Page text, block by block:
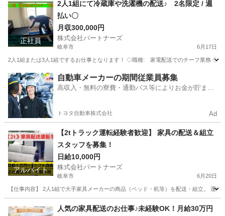
正社員
2人1組にて冷蔵庫や洗濯機の配送♪ 2名限定 / 週
払い〇
月収300,000円
株式会社パートナーズ
岐阜市 6月17日
2人1組または3人1組でするお仕事となります！ ◇職種: 家電配送でのチーフ業務 ◇
岐阜 岐阜市 ドライバー 岐阜 岐阜市 ドライバー
業務
自動車メーカーの期間従業員募集
高収入・無料の寮費・通勤バス等によりお金が貯まり
トヨタ自動車株式会社 Ad
アルバイト
【2tトラック運転経験者歓迎】 家具の配送＆組立
スタッフを募集！
日給10,000円
株式会社パートナーズ
岐阜市 6月20日
【仕事内容】 2人1組で大手家具メーカーの商品（ベッド・机等）を配送・組立。 運
配送 岐阜 各務原市 配送 スタッフ
人気の家具配送のお仕事♪未経験OK！月給30万円